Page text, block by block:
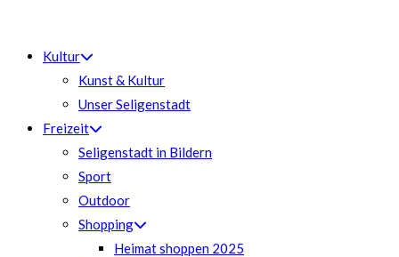
springen
Kultur
Kunst & Kultur
Unser Seligenstadt
Freizeit
Seligenstadt in Bildern
Sport
Outdoor
Shopping
Heimat shoppen 2025